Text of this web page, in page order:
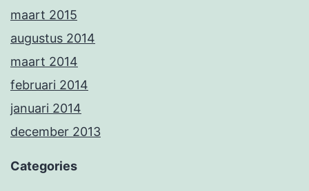
maart 2015
augustus 2014
maart 2014
februari 2014
januari 2014
december 2013
Categories